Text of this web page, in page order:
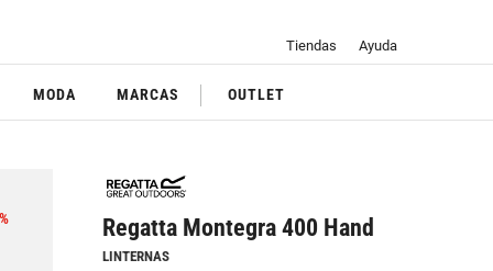
Tiendas Ayuda
MODA MARCAS OUTLET
Regatta Montegra 400 Hand
LINTERNAS
%